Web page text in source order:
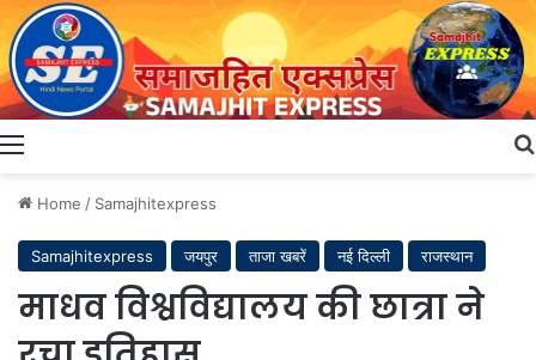
Menu
Home / Samajhitexpress
Samajhitexpress जयपुर ताजा खबरें नई दिल्ली राजस्थान
माधव विश्वविद्यालय की छात्रा ने